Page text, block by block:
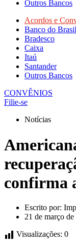
Outros Bancos
Acordos e
Banco do Brasil
Bradesco
Caixa
Itaú
Santander
Outros Bancos
CONVÊNIOS
Filie-se
Notícias
confirma
Escrito por:
21 de março
Visualizações: 0